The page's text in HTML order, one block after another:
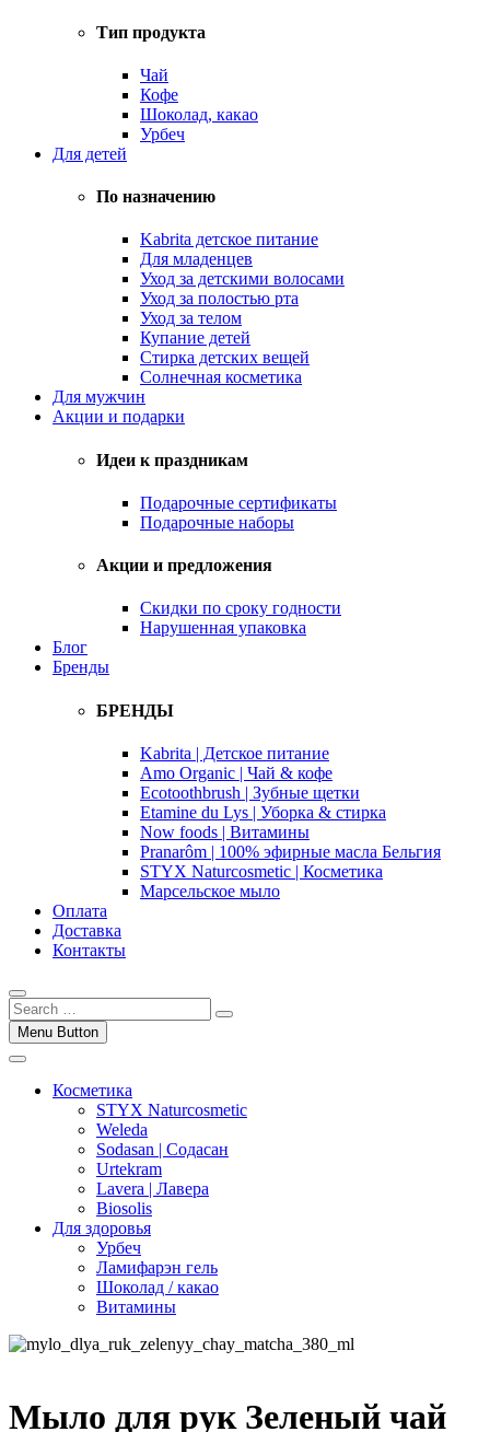
Тип продукта
Чай
Кофе
Шоколад, какао
Урбеч
Для детей
По назначению
Kabrita детское питание
Для младенцев
Уход за детскими волосами
Уход за полостью рта
Уход за телом
Купание детей
Стирка детских вещей
Солнечная косметика
Для мужчин
Акции и подарки
Идеи к праздникам
Подарочные сертификаты
Подарочные наборы
Акции и предложения
Скидки по сроку годности
Нарушенная упаковка
Блог
Бренды
БРЕНДЫ
Kabrita | Детское питание
Amo Organic | Чай & кофе
Ecotoothbrush | Зубные щетки
Etamine du Lys | Уборка & стирка
Now foods | Витамины
Pranarôm | 100% эфирные масла Бельгия
STYX Naturcosmetic | Косметика
Марсельское мыло
Оплата
Доставка
Контакты
Menu Button
Косметика
STYX Naturcosmetic
Weleda
Sodasan | Содасан
Urtekram
Lavera | Лавера
Biosolis
Для здоровья
Урбеч
Ламифарэн гель
Шоколад / какао
Витамины
Мыло для рук Зеленый чай